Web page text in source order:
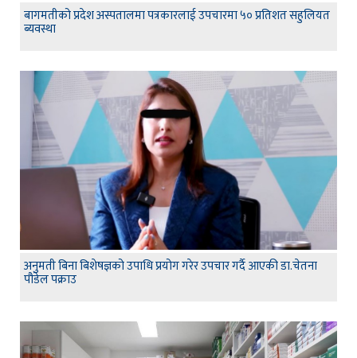
बागमतीको प्रदेश अस्पतालमा पत्रकारलाई उपचारमा ५० प्रतिशत सहुलियत
ब्यवस्था
अनुमती बिना बिशेषज्ञको उपाधि प्रयोग गरेर उपचार गर्दै आएकी डा.चेतना
पौडेल पक्राउ